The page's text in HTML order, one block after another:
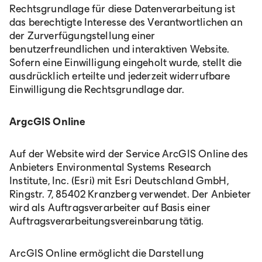
Rechtsgrundlage für diese Datenverarbeitung ist
das berechtigte Interesse des Verantwortlichen an
der Zurverfügungstellung einer
benutzerfreundlichen und interaktiven Website.
Sofern eine Einwilligung eingeholt wurde, stellt die
ausdrücklich erteilte und jederzeit widerrufbare
Einwilligung die Rechtsgrundlage dar.
ArgcGIS Online
Auf der Website wird der Service ArcGIS Online des
Anbieters Environmental Systems Research
Institute, Inc. (Esri) mit Esri Deutschland GmbH,
Ringstr. 7, 85402 Kranzberg verwendet. Der Anbieter
wird als Auftragsverarbeiter auf Basis einer
Auftragsverarbeitungsvereinbarung tätig.
ArcGIS Online ermöglicht die Darstellung